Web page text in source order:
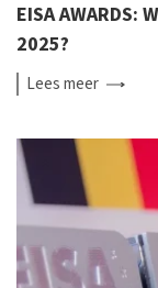
EISA AWARDS:
2025?
Leesmeer